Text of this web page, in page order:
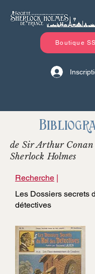
Boutique
de Sir Arthur
Sherlock Holmes
Recherche |
Les Dossiers secrets
détectives